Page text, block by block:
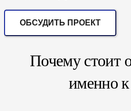
ОБСУДИТЬ ПРОЕКТ
Почему стоит
именно